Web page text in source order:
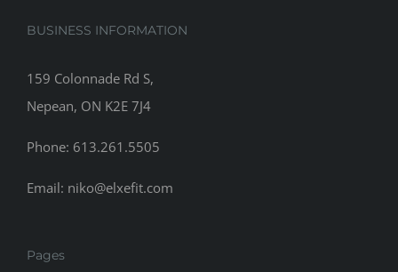
BUSINESS INFORMATION
159 Colonnade Rd S,
Nepean, ON K2E 7J4
Phone: 613.261.5505
Email: niko@elxefit.com
Pages